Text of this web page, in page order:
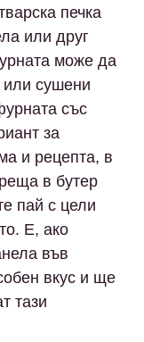
печка
или друг
може да
или сушени
със
за
и рецепта, в
в бутер
пай с цели
Е, ако
във
вкус и ще
тази